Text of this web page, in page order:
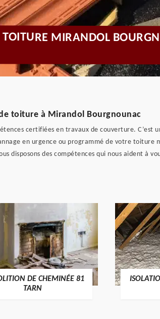
TOITURE MIRANDOL
toiture à Mirandol Bourgnounac
certifiées en travaux de couverture.
en urgence ou programmé de votre toiture
disposons des compétences qui nous aident à
DE CHEMINÉE 81
TARN